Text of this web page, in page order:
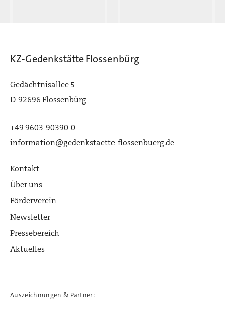
KZ-Gedenkstätte Flossenbürg
Gedächtnisallee 5
D-92696 Flossenbürg
+49 9603-90390-0
information@gedenkstaette-flossenbuerg.de
Kontakt
Über uns
Förderverein
Newsletter
Pressebereich
Aktuelles
Auszeichnungen & Partner: